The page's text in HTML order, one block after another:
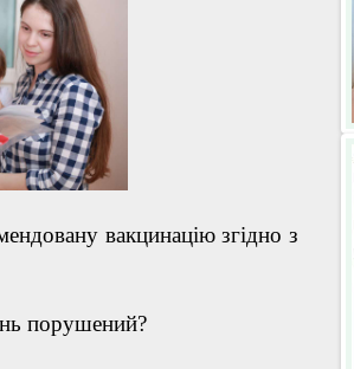
вакцинацію згідно з
порушений?